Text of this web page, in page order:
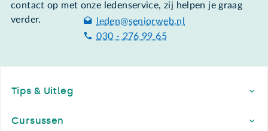
contact op met onze ledenservice, zij helpen je graag
verder.
leden@seniorweb.nl
030 - 276 99 65
Tips & Uitleg
Cursussen